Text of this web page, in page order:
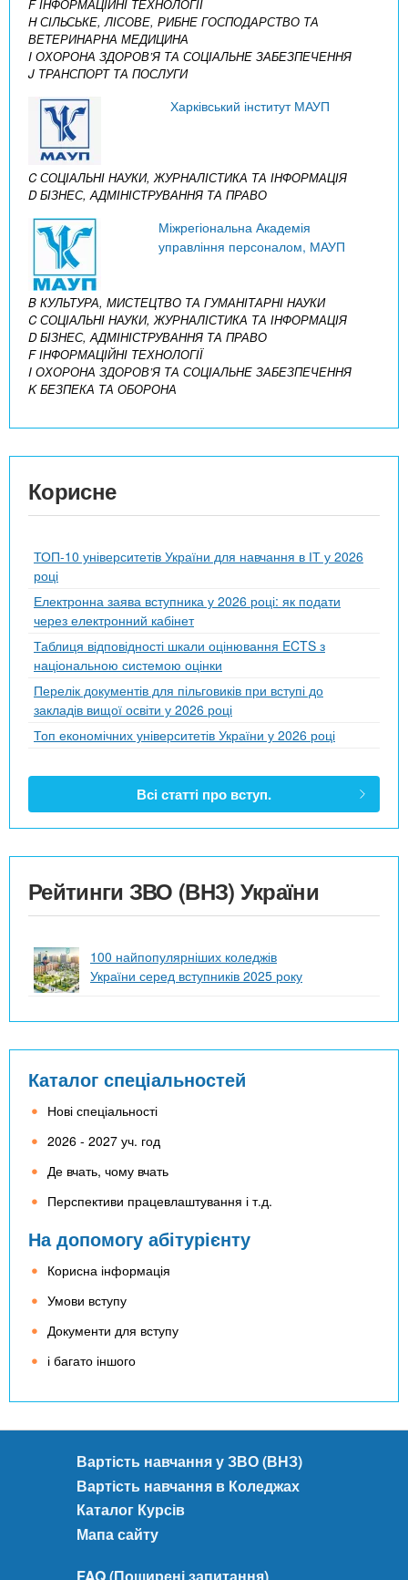
F ІНФОРМАЦІЙНІ ТЕХНОЛОГІЇ
H СІЛЬСЬКЕ, ЛІСОВЕ, РИБНЕ ГОСПОДАРСТВО ТА
ВЕТЕРИНАРНА МЕДИЦИНА
I ОХОРОНА ЗДОРОВ’Я ТА СОЦІАЛЬНЕ ЗАБЕЗПЕЧЕННЯ
J ТРАНСПОРТ ТА ПОСЛУГИ
Харківський інститут МАУП
C СОЦІАЛЬНІ НАУКИ, ЖУРНАЛІСТИКА ТА ІНФОРМАЦІЯ
D БІЗНЕС, АДМІНІСТРУВАННЯ ТА ПРАВО
Міжрегіональна Академія
управління персоналом, МАУП
B КУЛЬТУРА, МИСТЕЦТВО ТА ГУМАНІТАРНІ НАУКИ
C СОЦІАЛЬНІ НАУКИ, ЖУРНАЛІСТИКА ТА ІНФОРМАЦІЯ
D БІЗНЕС, АДМІНІСТРУВАННЯ ТА ПРАВО
F ІНФОРМАЦІЙНІ ТЕХНОЛОГІЇ
I ОХОРОНА ЗДОРОВ’Я ТА СОЦІАЛЬНЕ ЗАБЕЗПЕЧЕННЯ
K БЕЗПЕКА ТА ОБОРОНА
Корисне
ТОП-10 університетів України для навчання в ІТ у 2026
році
Електронна заява вступника у 2026 році: як подати
через електронний кабінет
Таблиця відповідності шкали оцінювання ECTS з
національною системою оцінки
Перелік документів для пільговиків при вступі до
закладів вищої освіти у 2026 році
Топ економічних університетів України у 2026 році
Всі статті про вступ.
Рейтинги ЗВО (ВНЗ) України
100 найпопулярніших коледжів
України серед вступників 2025 року
Каталог спеціальностей
Нові спеціальності
2026 - 2027 уч. год
Де вчать, чому вчать
Перспективи працевлаштування і т.д.
На допомогу абітурієнту
Корисна інформація
Умови вступу
Документи для вступу
і багато іншого
Вартість навчання у ЗВО (ВНЗ)
Вартість навчання в Коледжах
Каталог Курсів
Мапа сайту